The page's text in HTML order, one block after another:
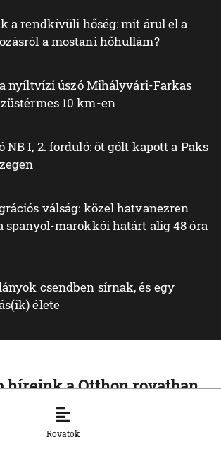
a rendkívüli hőség: mit árul el a
a mostani hőhullám?
nyíltvízi úszó Mihályvári-Farkas
10 km-en
NB I, 2. forduló: öt gólt kapott a Paks
válság: közel hatvanezren
spanyol-marokkói határt alig 48 óra
csendben sírnak, és egy
élete
híreink a Otthon rovatban
célt az SPP a tél
Rovatok